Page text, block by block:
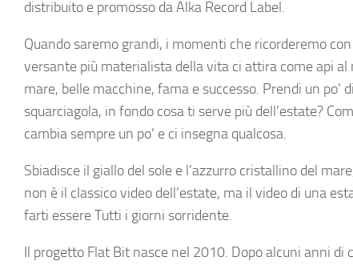
distribuito e promosso daAlka Record Label.
Quando saremo grandi, i momenti che ricorderemo
versante più materialista della vita ci attira come api
mare, belle macchine, fama e successo. Prendi un
squarciagola, in fondo cosa ti serve più dell’estate?
cambia sempre un po’ e ci insegna qualcosa.
Sbiadisce il giallo del sole e l’azzurro cristallino del
non è il classico video dell’estate, ma il video di una
farti essereTutti i giorni sorridente.
Il progetto Flat Bit nasce nel 2010. Dopo alcuni anni di